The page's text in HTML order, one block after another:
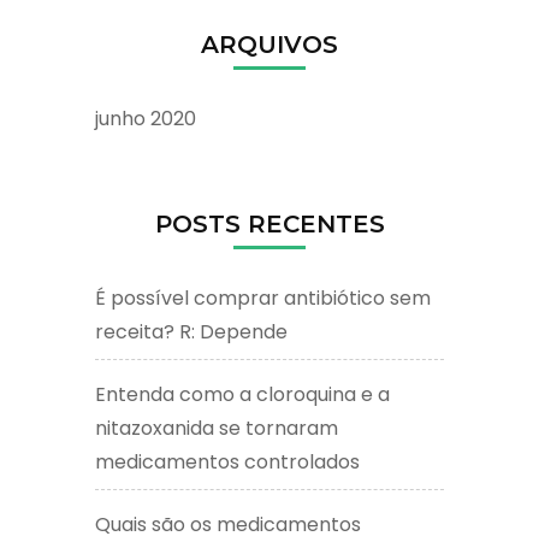
ARQUIVOS
junho 2020
POSTS RECENTES
É possível comprar antibiótico sem
receita? R: Depende
Entenda como a cloroquina e a
nitazoxanida se tornaram
medicamentos controlados
Quais são os medicamentos